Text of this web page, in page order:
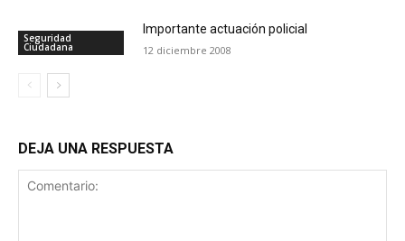
Seguridad
Ciudadana
Importante actuación policial
12 diciembre 2008
DEJA UNA RESPUESTA